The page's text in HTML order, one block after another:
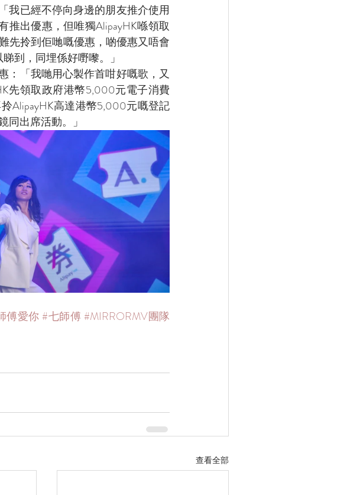
我已經不停向身邊的朋友推介使用
推出優惠，但唯獨AlipayHK喺領取
先拎到佢哋嘅優惠，啲優惠又唔會
到，同埋係好嘢嚟。」
：「我哋用心製作首咁好嘅歌，又
先領取政府港幣5,000元電子消費
AlipayHK高達港幣5,000元嘅登記
出席活動。」
傅愛你 #七師傅 #MIRRORMV團隊
查看全部